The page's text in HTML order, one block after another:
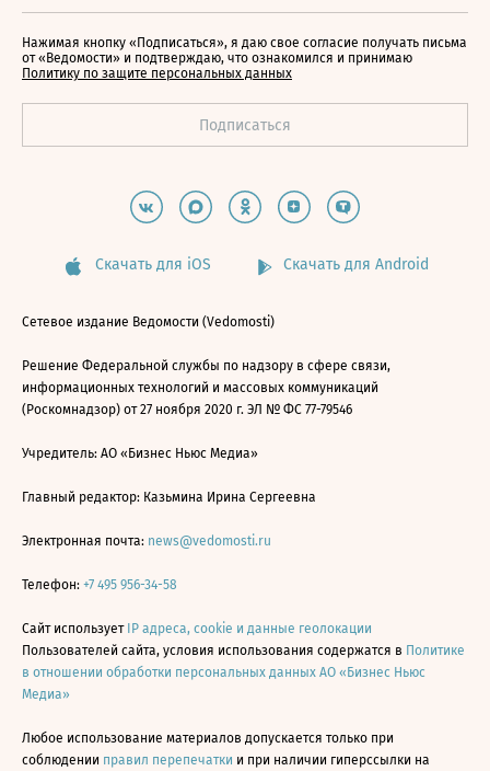
Нажимая кнопку «Подписаться», я даю свое согласие получать письма
от «Ведомости» и подтверждаю, что ознакомился и принимаю
Политику по защите персональных данных
Скачать для iOS Скачать для Android
Сетевое издание Ведомости (Vedomosti)
Решение Федеральной службы по надзору в сфере связи,
информационных технологий и массовых коммуникаций
(Роскомнадзор) от 27 ноября 2020 г. ЭЛ № ФС 77-79546
Учредитель: АО «Бизнес Ньюс Медиа»
Главный редактор: Казьмина Ирина Сергеевна
Электронная почта: news@vedomosti.ru
Телефон: +7 495 956-34-58
Сайт использует IP адреса, cookie и данные геолокации
Пользователей сайта, условия использования содержатся в Политике
в отношении обработки персональных данных АО «Бизнес Ньюс
Медиа»
Любое использование материалов допускается только при
соблюдении правил перепечатки и при наличии гиперссылки на